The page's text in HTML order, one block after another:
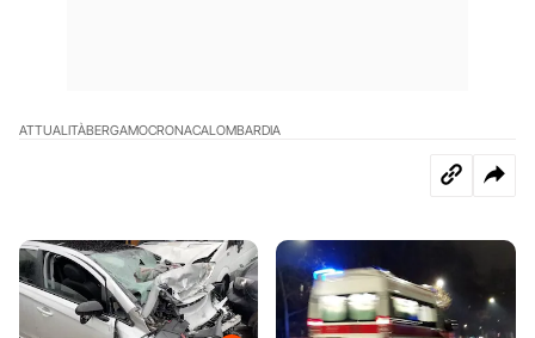
ATTUALITÀBERGAMOCRONACALOMBARDIA